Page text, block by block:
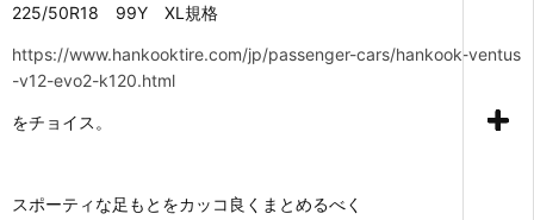
225/50R18 99Y XL規格
https://www.hankooktire.com/jp/passenger-cars/hankook-ventus
-v12-evo2-k120.html
をチョイス。
スポーティな足もとをカッコ良くまとめるべく